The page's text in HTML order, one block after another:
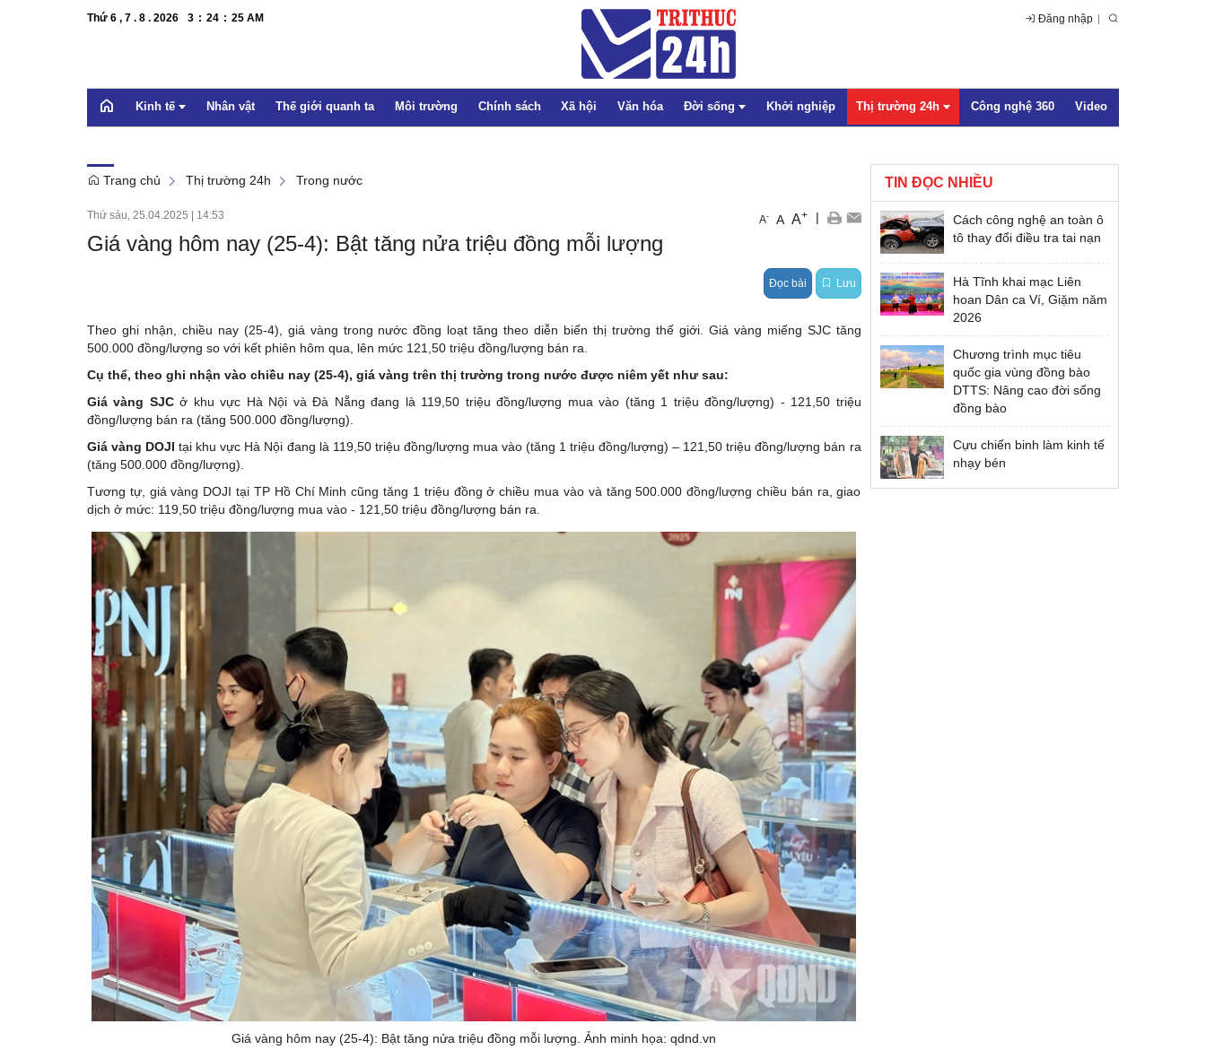
Thứ 6 , 7 . 8 . 2026 3 : 24 : 25 AM Đăng nhập
Kinh tế
OCOP
Bất động sản
Doanh nghiệp
Dự báo
Nhân vật Thế giới quanh ta Môi trường Chính sách Xã hội Văn hóa Đời sống
Emagazine
Khởi nghiệp Thị trường 24h
Trong nước
Quốc tế
Công nghệ 360 Video
Trang chủ Thị trường 24h Trong nước
Thứ sáu, 25.04.2025 | 14:53 A- A A+ |
Giá vàng hôm nay (25-4): Bật tăng nửa triệu đồng mỗi lượng
Đọc bài Lưu
Theo ghi nhận, chiều nay (25-4), giá vàng trong nước đồng loạt tăng theo diễn biến thị trường thế giới. Giá vàng miếng SJC tăng
500.000 đồng/lượng so với kết phiên hôm qua, lên mức 121,50 triệu đồng/lượng bán ra.
Cụ thể, theo ghi nhận vào chiều nay (25-4), giá vàng trên thị trường trong nước được niêm yết như sau:
Giá vàng SJCở khu vực Hà Nội và Đà Nẵng đang là 119,50 triệu đồng/lượng mua vào (tăng 1 triệu đồng/lượng) - 121,50 triệu
đồng/lượng bán ra (tăng 500.000 đồng/lượng).
Giá vàng DOJI tại khu vực Hà Nội đang là 119,50 triệu đồng/lượng mua vào (tăng 1 triệu đồng/lượng) – 121,50 triệu đồng/lượng bán ra
(tăng 500.000 đồng/lượng).
Tương tự, giá vàng DOJI tại TP Hồ Chí Minh cũng tăng 1 triệu đồng ở chiều mua vào và tăng 500.000 đồng/lượng chiều bán ra, giao
dịch ở mức: 119,50 triệu đồng/lượng mua vào - 121,50 triệu đồng/lượng bán ra.
Giá vàng hôm nay (25-4): Bật tăng nửa triệu đồng mỗi lượng. Ảnh minh họa: qdnd.vn
TIN ĐỌC NHIỀU
Cách công nghệ an toàn ô
tô thay đổi điều tra tai nạn
Hà Tĩnh khai mạc Liên
hoan Dân ca Ví, Giặm năm
2026
Chương trình mục tiêu
quốc gia vùng đồng bào
DTTS: Nâng cao đời sống
đồng bào
Cựu chiến binh làm kinh tế
nhạy bén